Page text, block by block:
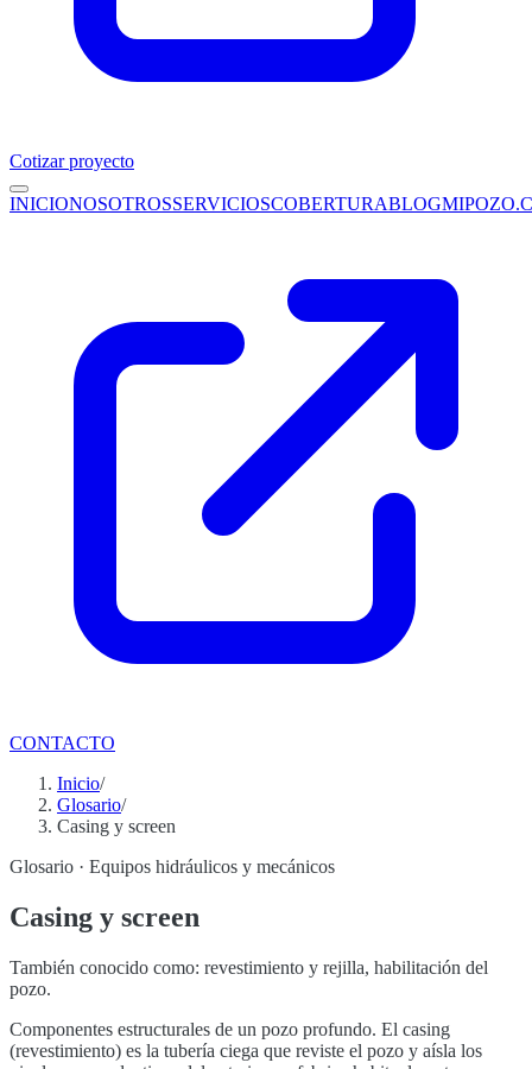
Cotizar proyecto
INICIONOSOTROSSERVICIOSCOBERTURABLOG
CONTACTO
Inicio/
Glosario/
Casing y screen
Glosario · Equipos hidráulicos y mecánicos
Casing y screen
También conocido como: revestimiento y rejilla, habilitación del
pozo.
Componentes estructurales de un pozo profundo. El casing
(revestimiento) es la tubería ciega que reviste el pozo y aísla los